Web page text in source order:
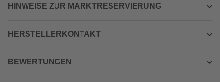
HINWEISE ZUR MARKTRESERVIERUNG
HERSTELLERKONTAKT
BEWERTUNGEN